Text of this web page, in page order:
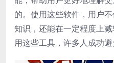
的。使用这些软件，用户
知识，还能在一定程度上
用这些工具，许多人成功避